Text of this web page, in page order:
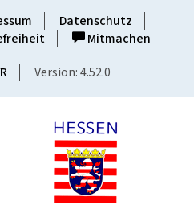
Datenschutz
Mitmachen
Version: 4.52.0